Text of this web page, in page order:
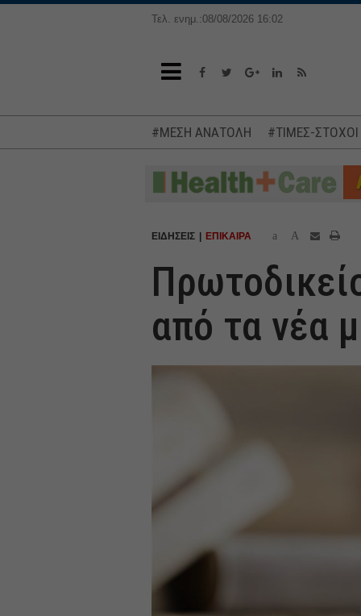
Τελ. ενημ.:08/08/2026 16:02
#ΜΕΣΗ ΑΝΑΤΟΛΗ #ΤΙΜΕΣ-
ΕΙΔΗΣΕΙΣ ΕΠΙΚΑΙΡΑ a A
από τα νέα